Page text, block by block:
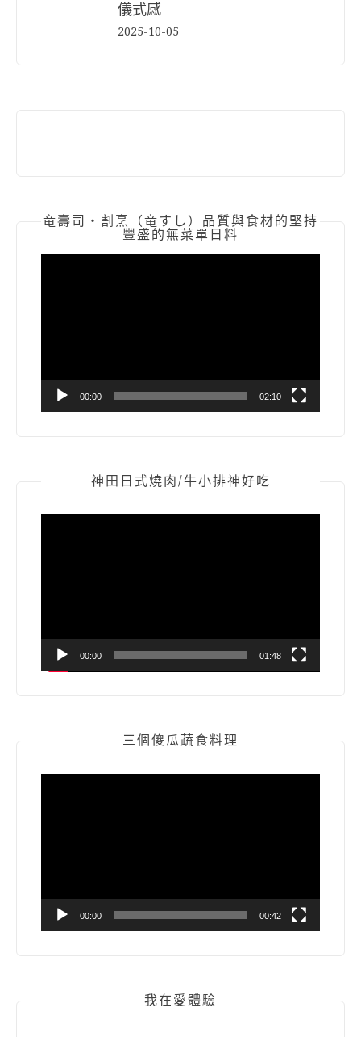
儀式感
2025-10-05
竜壽司‧割烹（竜すし）品質與食材的堅持
豐盛的無菜單日料
00:00 02:10
神田日式燒肉/牛小排神好吃
00:00 01:48
三個傻瓜蔬食料理
00:00 00:42
我在愛體驗